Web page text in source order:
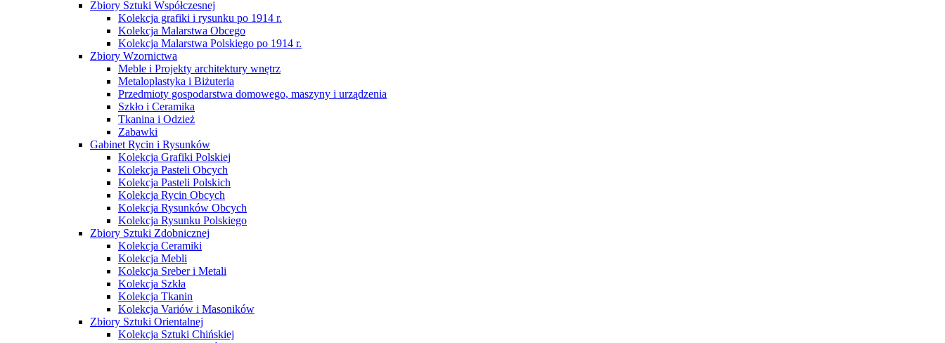
Zbiory Sztuki Współczesnej
Kolekcja grafiki i rysunku po 1914 r.
Kolekcja Malarstwa Obcego
Kolekcja Malarstwa Polskiego po 1914 r.
Zbiory Wzornictwa
Meble i Projekty architektury wnętrz
Metaloplastyka i Biżuteria
Przedmioty gospodarstwa domowego, maszyny i urządzenia
Szkło i Ceramika
Tkanina i Odzież
Zabawki
Gabinet Rycin i Rysunków
Kolekcja Grafiki Polskiej
Kolekcja Pasteli Obcych
Kolekcja Pasteli Polskich
Kolekcja Rycin Obcych
Kolekcja Rysunków Obcych
Kolekcja Rysunku Polskiego
Zbiory Sztuki Zdobnicznej
Kolekcja Ceramiki
Kolekcja Mebli
Kolekcja Sreber i Metali
Kolekcja Szkła
Kolekcja Tkanin
Kolekcja Variów i Masoników
Zbiory Sztuki Orientalnej
Kolekcja Sztuki Chińskiej